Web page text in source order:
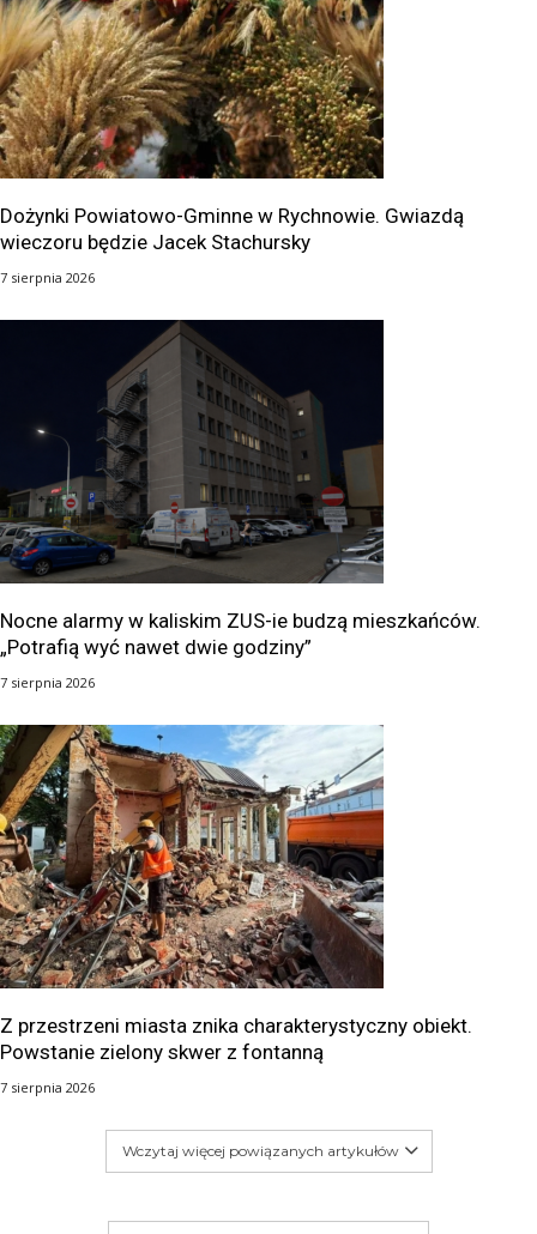
Dożynki Powiatowo-Gminne w Rychnowie. Gwiazdą
wieczoru będzie Jacek Stachursky
7 sierpnia 2026
Nocne alarmy w kaliskim ZUS-ie budzą mieszkańców.
„Potrafią wyć nawet dwie godziny”
7 sierpnia 2026
Z przestrzeni miasta znika charakterystyczny obiekt.
Powstanie zielony skwer z fontanną
7 sierpnia 2026
Wczytaj więcej powiązanych artykułów